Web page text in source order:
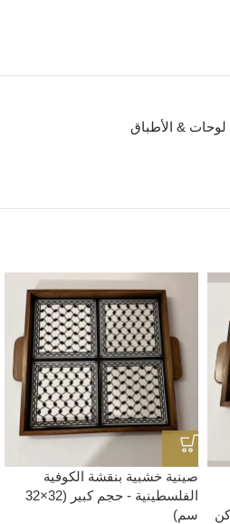
لوحات & الأطباق
صينية خشبية بنقشة الكوفية
الفلسطينية - حجم كبير (32×32
سم)